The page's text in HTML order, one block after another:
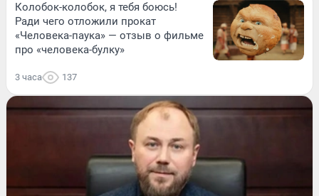
Колобок-колобок, я тебя боюсь!
Ради чего отложили прокат
«Человека-паука» — отзыв о фильме
про «человека-булку»
3 часа 137